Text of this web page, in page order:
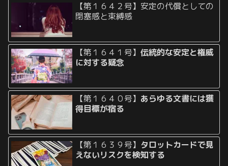
【第１６４２号】安定の代償としての
閉塞感と束縛感
【第１６４１号】伝統的な安定と権威
に対する疑念
【第１６４０号】 あらゆる文書には獲
得目標が宿る
【第１６３９号】 タロットカードで見
えないリスクを検知する